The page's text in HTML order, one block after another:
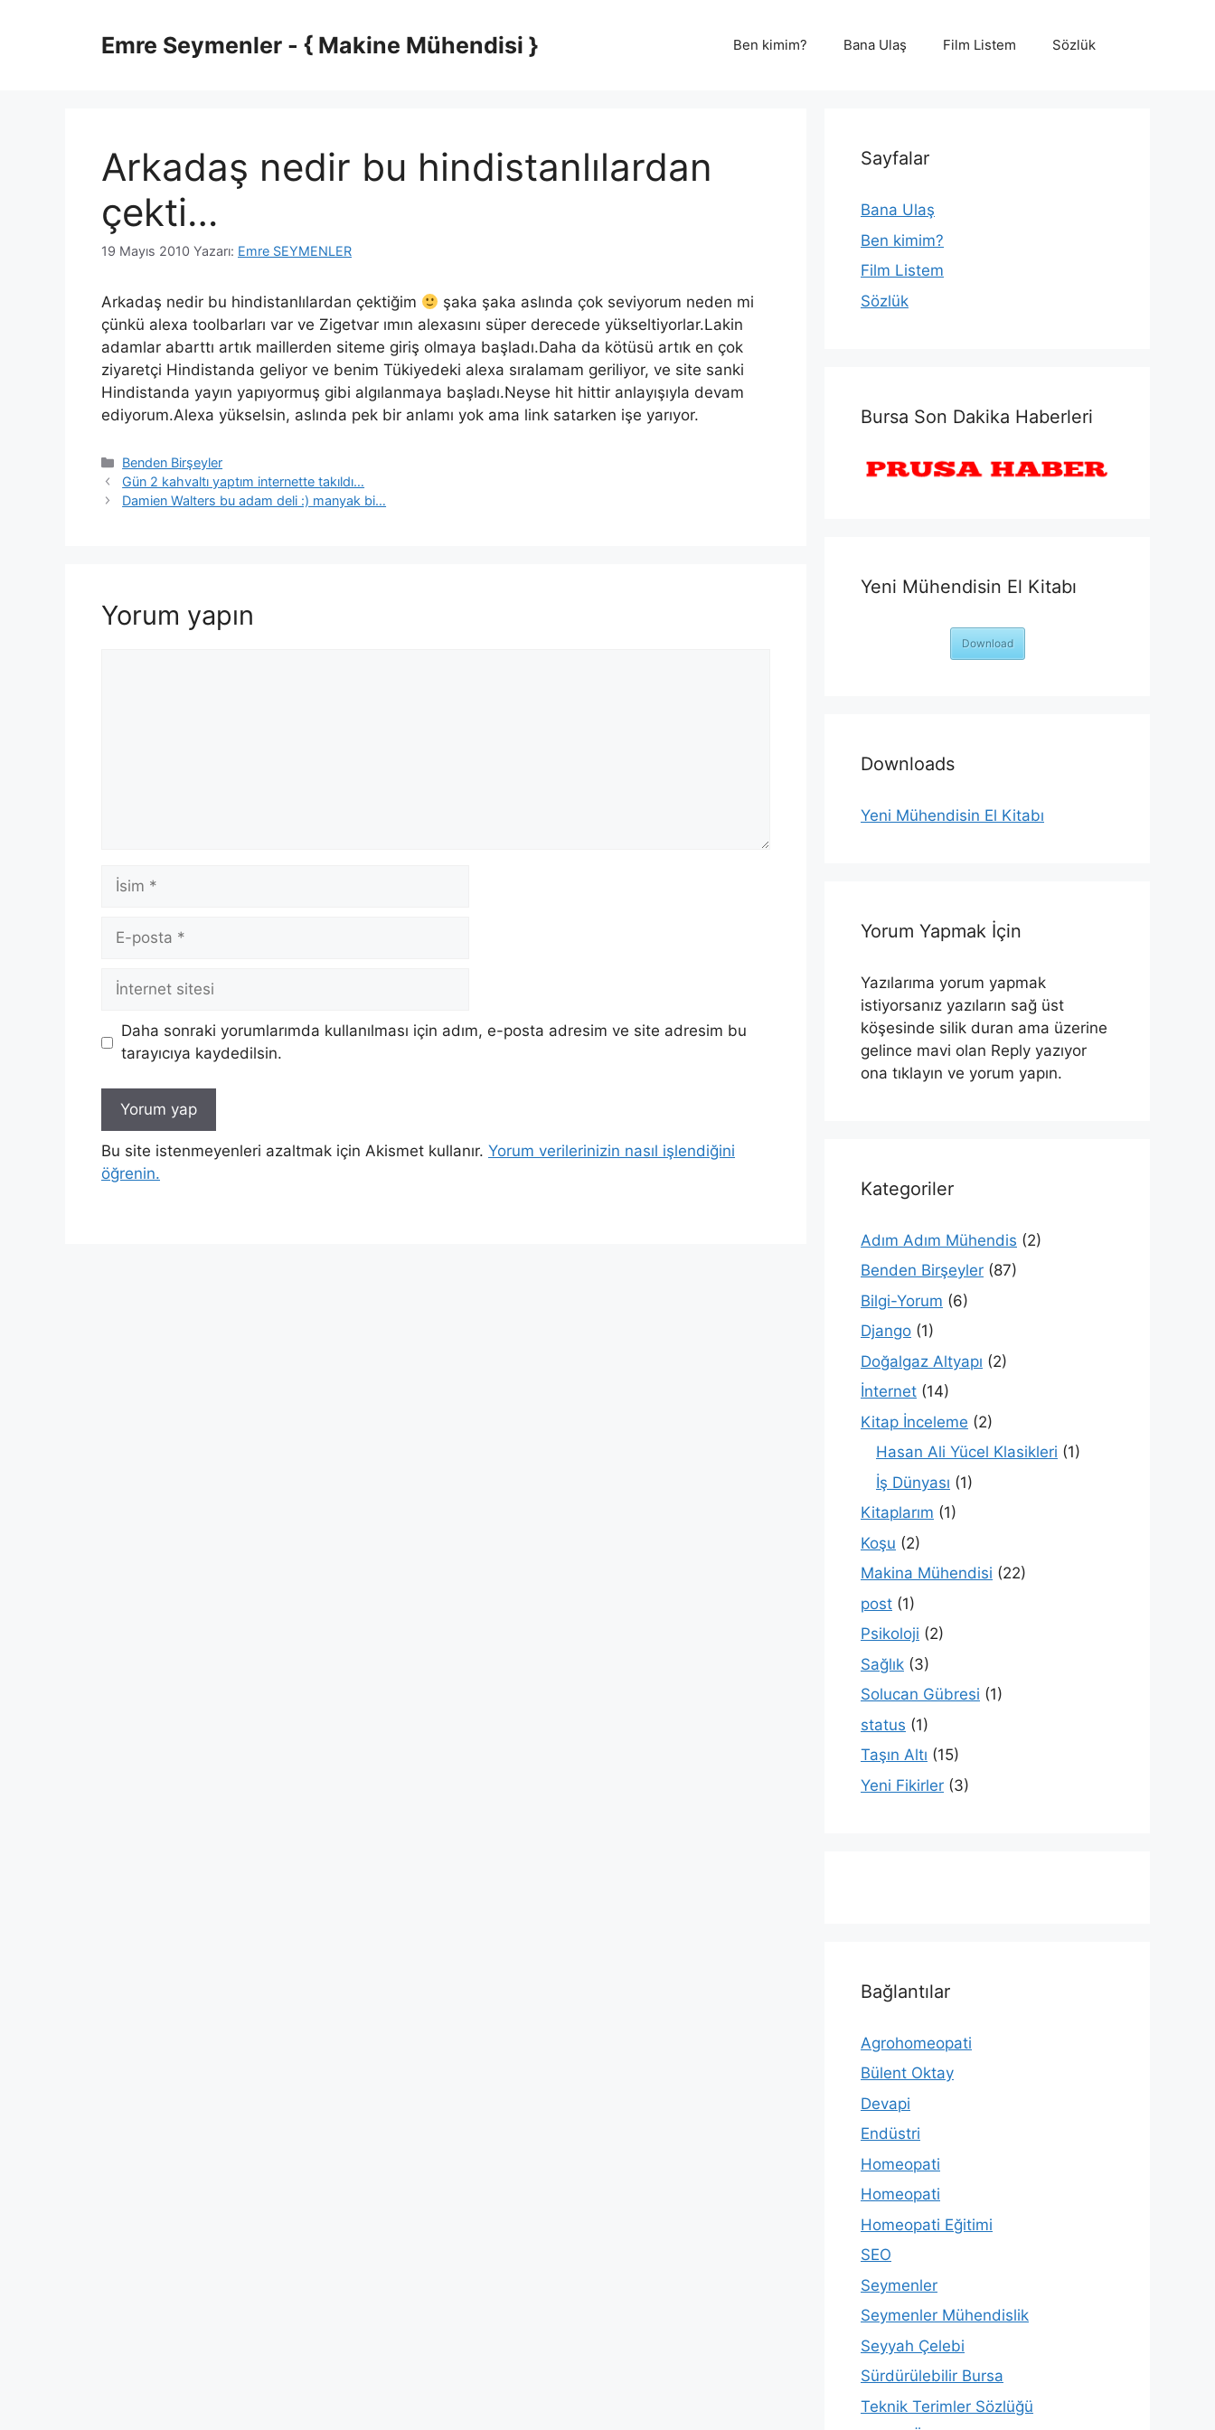
Emre Seymenler - { Makine Mühendisi } Ben kimim? Bana Ulaş Film Listem Sözlük
Arkadaş nedir bu hindistanlılardan
çekti…
19 Mayıs 2010 Yazarı: Emre SEYMENLER
Arkadaş nedir bu hindistanlılardan çektiğim
şaka şaka aslında çok seviyorum neden mi
çünkü alexa toolbarları var ve Zigetvar ımın alexasını süper derecede yükseltiyorlar.Lakin
adamlar abarttı artık maillerden siteme giriş olmaya başladı.Daha da kötüsü artık en çok
ziyaretçi Hindistanda geliyor ve benim Tükiyedeki alexa sıralamam geriliyor, ve site sanki
Hindistanda yayın yapıyormuş gibi algılanmaya başladı.Neyse hit hittir anlayışıyla devam
ediyorum.Alexa yükselsin, aslında pek bir anlamı yok ama link satarken işe yarıyor.
Kategoriler
Benden Birşeyler
Yazı
dolaşımı
Gün 2 kahvaltı yaptım internette takıldı…
Damien Walters bu adam deli :) manyak bi…
Yorum yapın
İsim
posta
İnternet
Daha sonraki yorumlarımda kullanılması için adım, e-posta adresim ve site adresim bu
tarayıcıya kaydedilsin.
Bu site istenmeyenleri azaltmak için Akismet kullanır. Yorum verilerinizin nasıl işlendiğini
öğrenin.
Sayfalar
Bana Ulaş
Ben kimim?
Film Listem
Sözlük
Bursa Son Dakika Haberleri
Yeni Mühendisin El Kitabı
Download
Downloads
Yeni Mühendisin El Kitabı
Yorum Yapmak İçin
Yazılarıma yorum yapmak
istiyorsanız yazıların sağ üst
köşesinde silik duran ama üzerine
gelince mavi olan Reply yazıyor
ona tıklayın ve yorum yapın.
Kategoriler
Adım Adım Mühendis (2)
Benden Birşeyler (87)
Bilgi-Yorum (6)
Django (1)
Doğalgaz Altyapı (2)
İnternet (14)
Kitap İnceleme (2)
Hasan Ali Yücel Klasikleri (1)
İş Dünyası (1)
Kitaplarım (1)
Koşu (2)
Makina Mühendisi (22)
post (1)
Psikoloji (2)
Sağlık (3)
Solucan Gübresi (1)
status (1)
Taşın Altı (15)
Yeni Fikirler (3)
Bağlantılar
Agrohomeopati
Bülent Oktay
Devapi
Endüstri
Homeopati
Homeopati
Homeopati Eğitimi
SEO
Seymenler
Seymenler Mühendislik
Seyyah Çelebi
Sürdürülebilir Bursa
Teknik Terimler Sözlüğü